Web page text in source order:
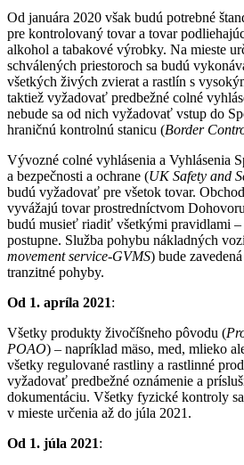
Od januára 2020 však budú potrebné
pre kontrolovaný tovar a tovar
alkohol a tabakové výrobky. Na mieste
schválených priestoroch sa budú
všetkých živých zvierat a rastlín s
taktiež vyžadovať predbežné colné
nebude sa od nich vyžadovať vstup do
hraničnú kontrolnú stanicu (Border
Vývozné colné vyhlásenia a Vyhlásenia
a bezpečnosti a ochrane (UK Safety and
budú vyžadovať pre všetok tovar.
vyvážajú tovar prostredníctvom
budú musieť riadiť všetkými pravidlami –
postupne. Služba pohybu nákladných
movement service-GVMS) bude
tranzitné pohyby.
Od 1. apríla 2021:
Všetky produkty živočíšneho pôvodu (
POAO) – napríklad mäso, med, mlieko
všetky regulované rastliny a rastlinné
vyžadovať predbežné oznámenie a
dokumentáciu. Všetky fyzické kontroly
v mieste určenia až do júla 2021.
Od 1. júla 2021: